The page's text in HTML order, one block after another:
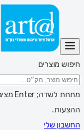
חיפוש מוצרים
ההצעות.
החשבון שלי